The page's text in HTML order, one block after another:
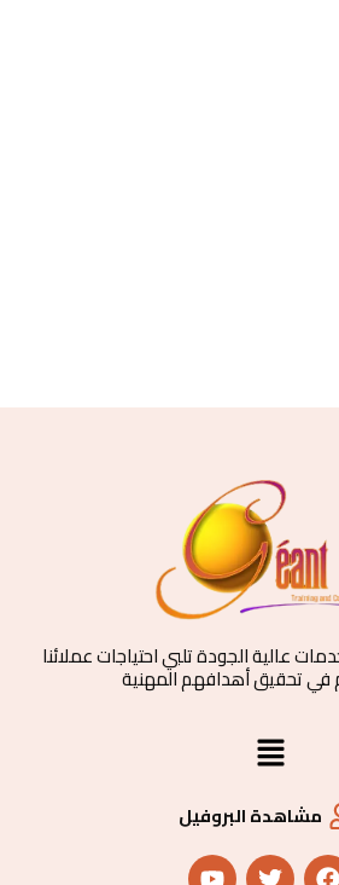
عالية الجودة تلبي احتياجات عملائنا
تحقيق أهدافهم المهنية
القائمة
مشاهدة البروفيل
F
T
Y